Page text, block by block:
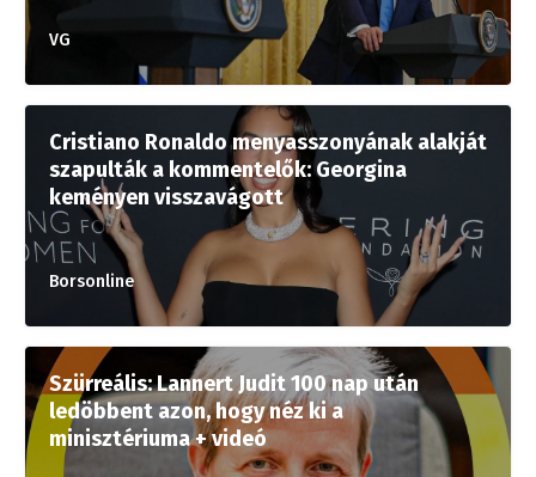
VG
Cristiano Ronaldo menyasszonyának alakját
szapulták a kommentelők: Georgina
keményen visszavágott
Borsonline
Szürreális: Lannert Judit 100 nap után
ledöbbent azon, hogy néz ki a
minisztériuma + videó